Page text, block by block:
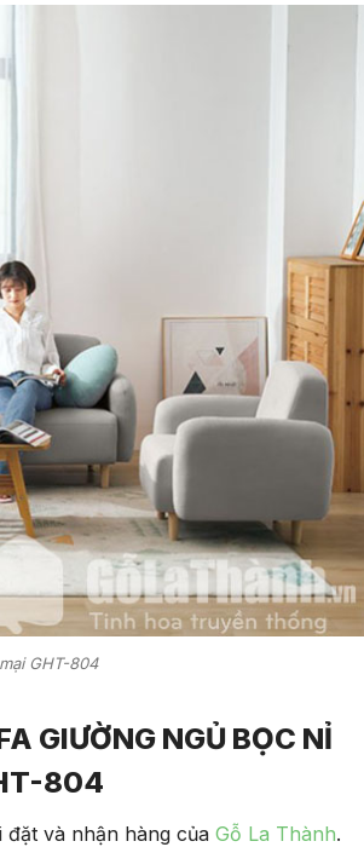
GHT-804
GIƯỜNG NGỦ BỌC NỈ
804
và nhận hàng của Gỗ La Thành.